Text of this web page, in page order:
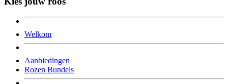
Welkom
Aanbiedingen
Rozen Bundels